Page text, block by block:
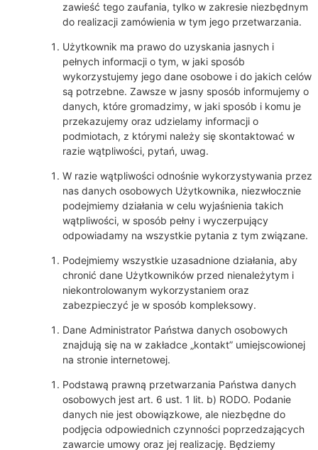
zawieść tego zaufania, tylko w zakresie niezbędnym
do realizacji zamówienia w tym jego przetwarzania.
Użytkownik ma prawo do uzyskania jasnych i
pełnych informacji o tym, w jaki sposób
wykorzystujemy jego dane osobowe i do jakich celów
są potrzebne. Zawsze w jasny sposób informujemy o
danych, które gromadzimy, w jaki sposób i komu je
przekazujemy oraz udzielamy informacji o
podmiotach, z którymi należy się skontaktować w
razie wątpliwości, pytań, uwag.
W razie wątpliwości odnośnie wykorzystywania przez
nas danych osobowych Użytkownika, niezwłocznie
podejmiemy działania w celu wyjaśnienia takich
wątpliwości, w sposób pełny i wyczerpujący
odpowiadamy na wszystkie pytania z tym związane.
Podejmiemy wszystkie uzasadnione działania, aby
chronić dane Użytkowników przed nienależytym i
niekontrolowanym wykorzystaniem oraz
zabezpieczyć je w sposób kompleksowy.
Dane Administrator Państwa danych osobowych
znajdują się na w zakładce „kontakt” umiejscowionej
na stronie internetowej.
Podstawą prawną przetwarzania Państwa danych
osobowych jest art. 6 ust. 1 lit. b) RODO. Podanie
danych nie jest obowiązkowe, ale niezbędne do
podjęcia odpowiednich czynności poprzedzających
zawarcie umowy oraz jej realizację. Będziemy